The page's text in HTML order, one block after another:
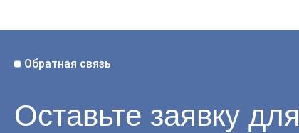
Обратная связь
Оставьте заявку для